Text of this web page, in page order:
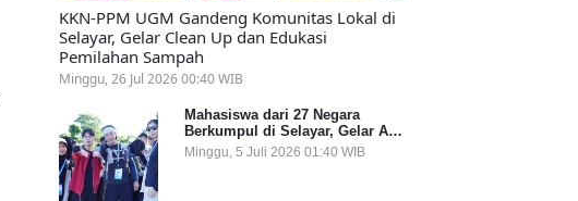
KKN-PPM UGM Gandeng Komunitas Lokal di
Selayar, Gelar Clean Up dan Edukasi
Pemilahan Sampah
Minggu, 26 Jul 2026 00:40 WIB
Mahasiswa dari 27 Negara
Berkumpul di Selayar, Gelar Aksi
Lingkungan dan Dalami Kearifan
Lokal Bumi Tanadoang
Minggu, 5 Juli 2026 01:40 WIB